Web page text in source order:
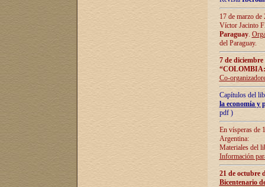
17 de marzo
Víctor Jacinto
Paraguay.
del Paraguay.
7 de
Co-
Capítulos del
la economía y
pdf )
En vísperas de
Argentina:
Materiales del
Información
21 de octubre
Bicentenario